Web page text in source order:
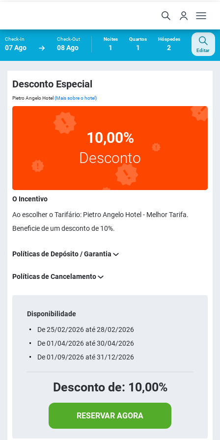
Check-In
07 Ago
Check-Out
08 Ago
Noites
1
Quartos
1
Hóspedes
2 Editar
Desconto Especial
Pietro Angelo Hotel (Mais sobre o hotel)
10,00%
Desconto
O Incentivo
Ao escolher o Tarifário: Pietro Angelo Hotel - Melhor Tarifa.
Beneficie de um desconto de 10%.
Políticas de Depósito / Garantia
Políticas de Cancelamento
Disponibilidade
De 25/02/2026 até 28/02/2026
De 01/04/2026 até 30/04/2026
De 01/09/2026 até 31/12/2026
Desconto de: 10,00%
RESERVAR AGORA